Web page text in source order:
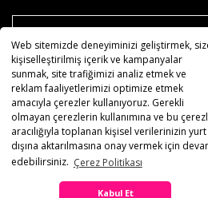
Web sitemizde deneyiminizi geliştirmek,
kişiselleştirilmiş içerik ve kampanyalar
sunmak, site trafiğimizi analiz etmek ve
reklam faaliyetlerimizi optimize etmek
amacıyla çerezler kullanıyoruz. Gerekli
olmayan çerezlerin kullanımına ve bu
aracılığıyla toplanan kişisel verilerinizin yurt
dışına aktarılmasına onay vermek için
edebilirsiniz. Çerez Politikası
Kabul Et
© Tüm hakları
SSL sertifikası ile